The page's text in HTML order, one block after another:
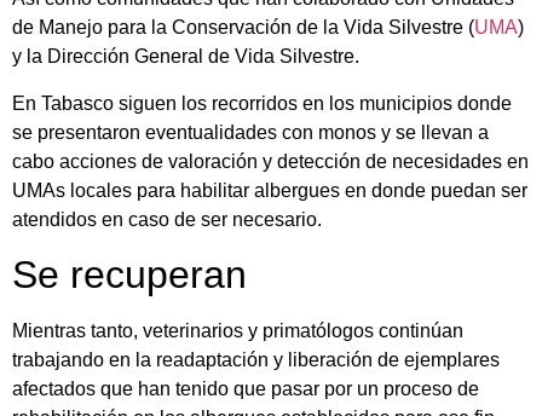
de Manejo para la Conservación de la Vida Silvestre (UMA)
y la Dirección General de Vida Silvestre.
En Tabasco siguen los recorridos en los municipios donde
se presentaron eventualidades con monos y se llevan a
cabo acciones de valoración y detección de necesidades en
UMAs locales para habilitar albergues en donde puedan ser
atendidos en caso de ser necesario.
Se recuperan
Mientras tanto, veterinarios y primatólogos continúan
trabajando en la readaptación y liberación de ejemplares
afectados que han tenido que pasar por un proceso de